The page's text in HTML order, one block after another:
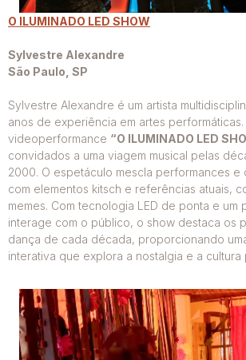
O ILUMINADO LED SHOW
Sylvestre Alexandre
São Paulo, SP
Sylvestre Alexandre é um artista
anos de experiência em artes
videoperformance “O ILUMINADO LED
convidados a uma viagem musical pelas
2000. O espetáculo mescla performances e
com elementos kitsch e referências atuais,
memes. Com tecnologia LED de ponta e um
interage com o público, o show destaca os
dança de cada década, proporcionando
interativa que explora a nostalgia e a cultura